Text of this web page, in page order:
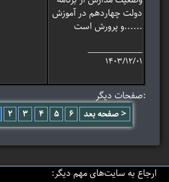
دولت چهاردهم در آموزش
و پرورش است......
_______________
۱۴۰۳/۱۲/۰۱
صفحات دیگر:
2 3 4 5 6 صفحه بعد >
ارجاع به سایت‌های مهم دیگر: